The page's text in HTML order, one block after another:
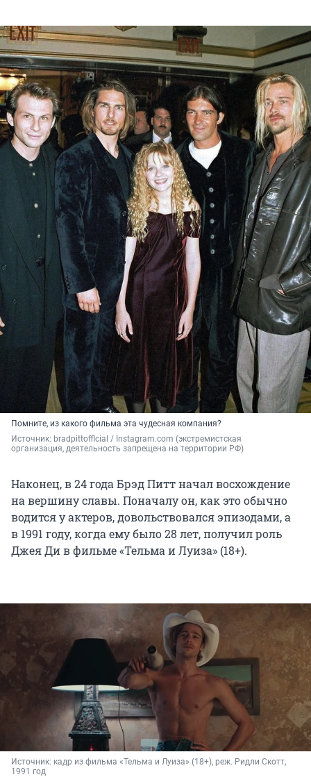
Помните, из какого фильма эта чудесная компания?
Источник: bradpittofflcial / Instagram.com (экстремистская
организация, деятельность запрещена на территории РФ)
Наконец, в 24 года Брэд Питт начал восхождение
на вершину славы. Поначалу он, как это обычно
водится у актеров, довольствовался эпизодами, а
в 1991 году, когда ему было 28 лет, получил роль
Джея Ди в фильме «Тельма и Луиза» (18+).
Источник: кадр из фильма «Тельма и Луиза» (18+), реж. Ридли Скотт,
1991 год